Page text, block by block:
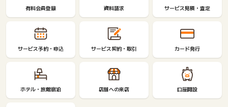
有料会員登録 資料請求 サービス見積・査定
サービス予約・申込 サービス契約・取引 カード発行
ホテル・旅館宿泊 店舗への来店 口座開設